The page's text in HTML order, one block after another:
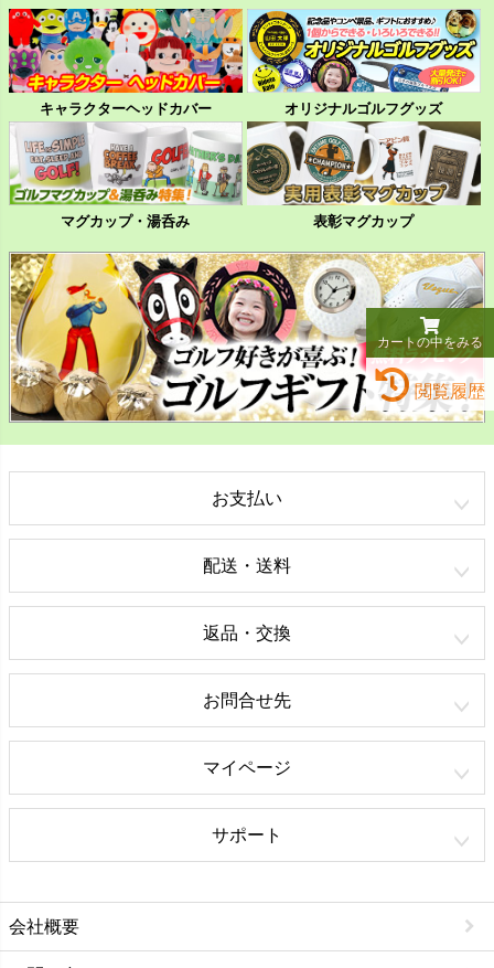
カートの中をみる
閲覧履歴
キャラクターヘッドカバー オリジナルゴルフグッズ
マグカップ・湯呑み 表彰マグカップ
お支払い
配送・送料
返品・交換
お問合せ先
マイページ
サポート
会社概要